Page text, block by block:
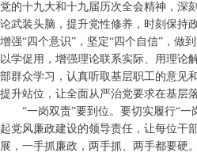
党的十九大和十九届历次全会精神，深
论武装头脑，提升党性修养，时刻保持
增强“四个意识”，坚定“四个自信”，做
以学促用，增强理论联系实际、用理论
部群众学习，认真听取基层职工的意见
提升站位，让全面从严治党要求在基层
“一岗双责”要到位。要切实履行“
起党风廉政建设的领导责任，让每位干
展，一手抓廉政，两手抓、两手都要硬